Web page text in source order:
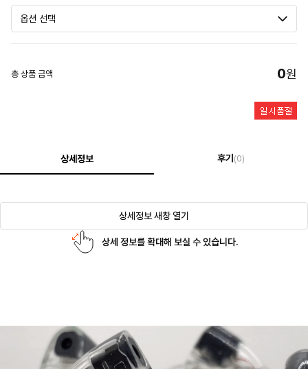
총 상품 금액 0원
상세정보 후기 (0)
상세정보 새창 열기
상세 정보를 확대해 보실 수 있습니다.